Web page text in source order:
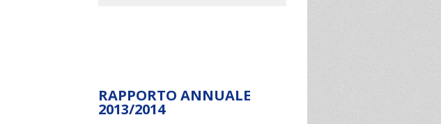
RAPPORTO ANNUALE
2013/2014